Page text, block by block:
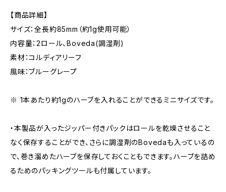
【商品詳細】
サイズ：全長約85mm（約1g使用可能）
内容量：2ロール、Boveda(調湿剤)
素材：コルディアリーフ
風味：ブルーグレープ
※ 1本あたり約1gのハーブを入れることができるミニサイズです。
・本製品が入ったジッパー付きパックはロールを乾燥させること
なく保存することができ、さらに調湿剤のBovedaも入っているの
で、巻き溜めたハーブを保存しておくこともできます。ハーブを詰め
るためのパッキングツールも付属しています。